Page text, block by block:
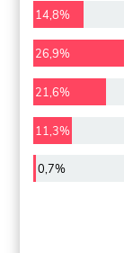
14,8%
26,9%
21,6%
11,3%
0,7%